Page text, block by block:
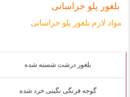
بلغور پلو خراسانی
مواد لازم بلغور پلو خراسانی
بلغور درشت شسته شده
گوجه فرنگی نگینی خرد شده